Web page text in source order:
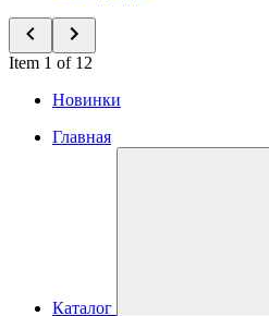
Item 1 of 12
Новинки
Главная
Каталог